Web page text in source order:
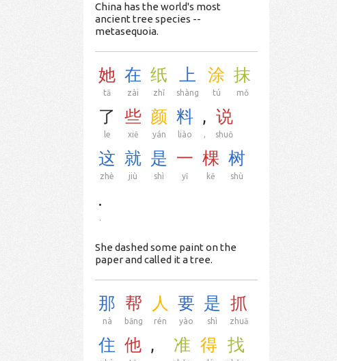
China has the world's most
ancient tree species --
metasequoia.
她
tā
在
zài
纸
zhǐ
上
shàng
涂
tú
抹
mǒ
了
le
些
xiē
颜
yán
料
liào
,
,
说
shuō
这
zhè
就
jiù
是
shì
一
yī
棵
kē
树
shù
.
.
She dashed some paint on the
paper and called it a tree.
那
nà
帮
bāng
人
rén
要
yào
是
shì
抓
zhuā
住 他 , 准 得 找